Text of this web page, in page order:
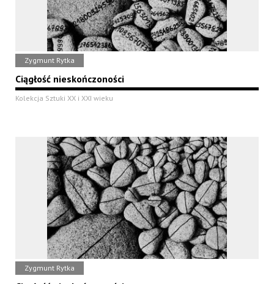
Zygmunt Rytka
Ciągłość nieskończoności
Kolekcja Sztuki XX i XXI wieku
Zygmunt Rytka